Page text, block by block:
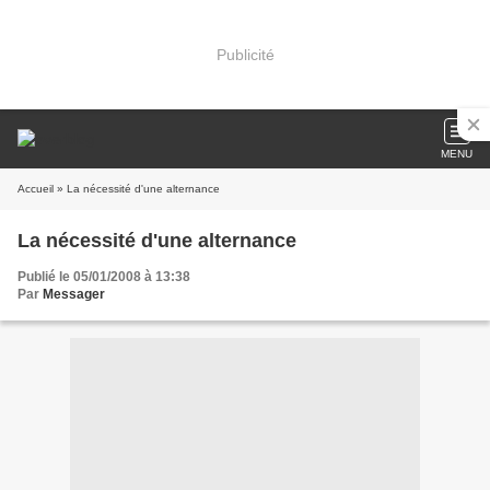
Publicité
MENU
Accueil » La nécessité d'une alternance
La nécessité d'une alternance
Publié le 05/01/2008 à 13:38
Par Messager